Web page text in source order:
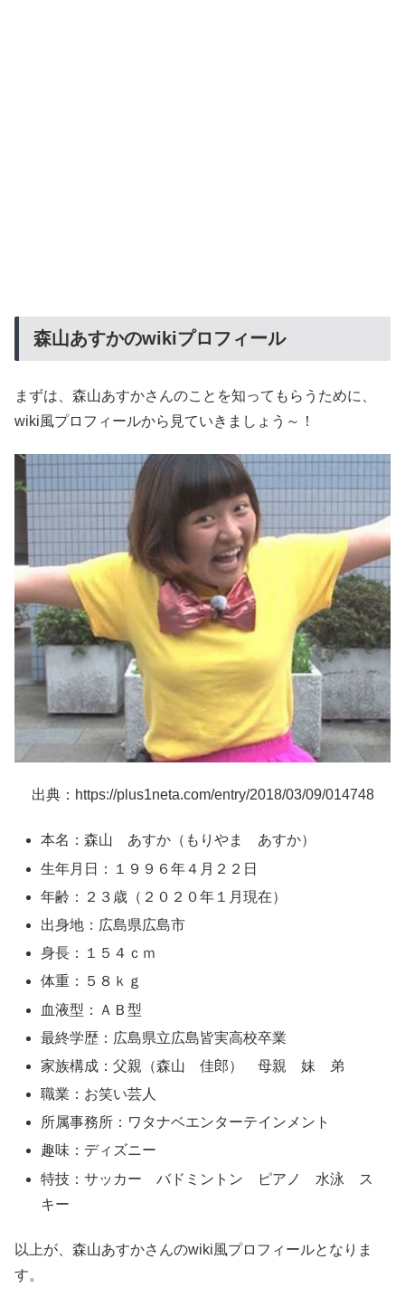
森山あすかのwikiプロフィール
まずは、森山あすかさんのことを知ってもらうために、
wiki風プロフィールから見ていきましょう～！
出典：https://plus1neta.com/entry/2018/03/09/014748
本名：森山 あすか（もりやま あすか）
生年月日：１９９６年４月２２日
年齢：２３歳（２０２０年１月現在）
出身地：広島県広島市
身長：１５４ｃｍ
体重：５８ｋｇ
血液型：ＡＢ型
最終学歴：広島県立広島皆実高校卒業
家族構成：父親（森山 佳郎） 母親 妹 弟
職業：お笑い芸人
所属事務所：ワタナベエンターテインメント
趣味：ディズニー
特技：サッカー バドミントン ピアノ 水泳 ス
キー
以上が、森山あすかさんのwiki風プロフィールとなりま
す。